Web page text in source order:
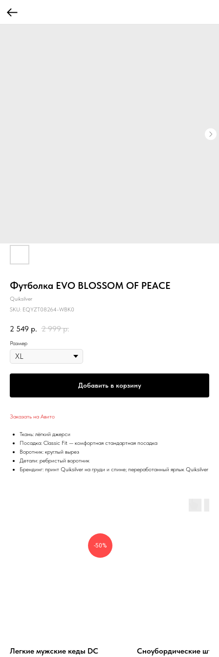
Футболка EVO BLOSSOM OF PEACE
Quiksilver
SKU: EQYZT08264-WBK0
2 549 р. 2 999 р.
Размер
Добавить в корзину
Заказать на Авито
Ткань: лёгкий джерси
Посадка: Classic Fit — комфортная стандартная посадка
Воротник: круглый вырез
Детали: ребристый воротник
Брендинг: принт Quiksilver на груди и спине; переработанный ярлык Quiksilver
-50%
Легкие мужские кеды DC
Сноубордические